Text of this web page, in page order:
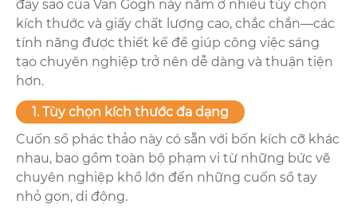
đầy sao của Van Gogh này nằm ở nhiều tùy chọn
kích thước và giấy chất lượng cao, chắc chắn—các
tính năng được thiết kế để giúp công việc sáng
tạo chuyên nghiệp trở nên dễ dàng và thuận tiện
hơn.
1. Tùy chọn kích thước đa dạng
Cuốn sổ phác thảo này có sẵn với bốn kích cỡ khác
nhau, bao gồm toàn bộ phạm vi từ những bức vẽ
chuyên nghiệp khổ lớn đến những cuốn sổ tay
nhỏ gọn, di động.